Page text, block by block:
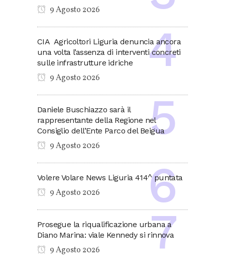
9 Agosto 2026
CIA Agricoltori Liguria denuncia ancora
una volta l’assenza di interventi concreti
sulle infrastrutture idriche
9 Agosto 2026
Daniele Buschiazzo sarà il
rappresentante della Regione nel
Consiglio dell’Ente Parco del Beigua
9 Agosto 2026
Volere Volare News Liguria 414^ puntata
9 Agosto 2026
Prosegue la riqualificazione urbana a
Diano Marina: viale Kennedy si rinnova
9 Agosto 2026